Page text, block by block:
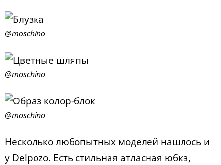
@moschino
@moschino
@moschino
Несколько любопытных моделей нашлось и
у Delpozo. Есть стильная атласная юбка,